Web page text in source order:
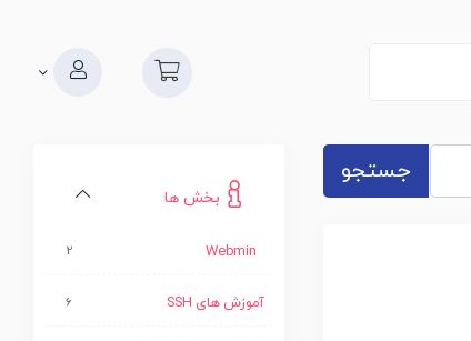
جستجو
بخش ها
2
6 آموزش های SSH